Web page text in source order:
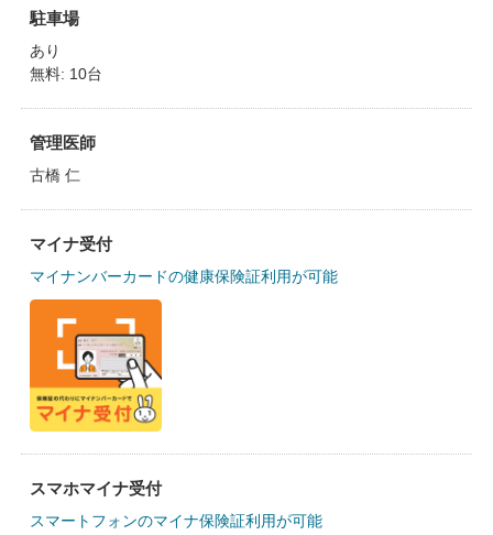
駐車場
あり
無料: 10台
管理医師
古橋 仁
マイナ受付
マイナンバーカードの健康保険証利用が可能
スマホマイナ受付
スマートフォンのマイナ保険証利用が可能